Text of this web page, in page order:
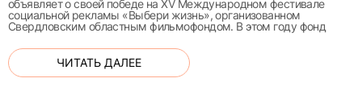
объявляет о своей победе на XV Международном фестивале
социальной рекламы «Выбери жизнь», организованном
Свердловским областным фильмофондом. В этом году фонд
ЧИТАТЬ ДАЛЕЕ